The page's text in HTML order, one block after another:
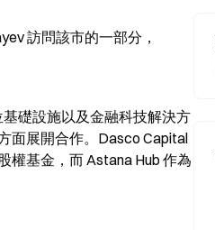
訪問該市的一部分，
礎設施以及金融科技解決方
面展開合作。Dasco Capital
權基金，而 Astana Hub 作為